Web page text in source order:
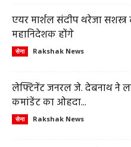
एयर मार्शल संदीप थरेजा
महानिदेशक होंगे
सेना Rakshak News
लेफ्टिनेंट जनरल जे. देबनाथ
कमांडेंट का ओहदा...
सेना Rakshak News